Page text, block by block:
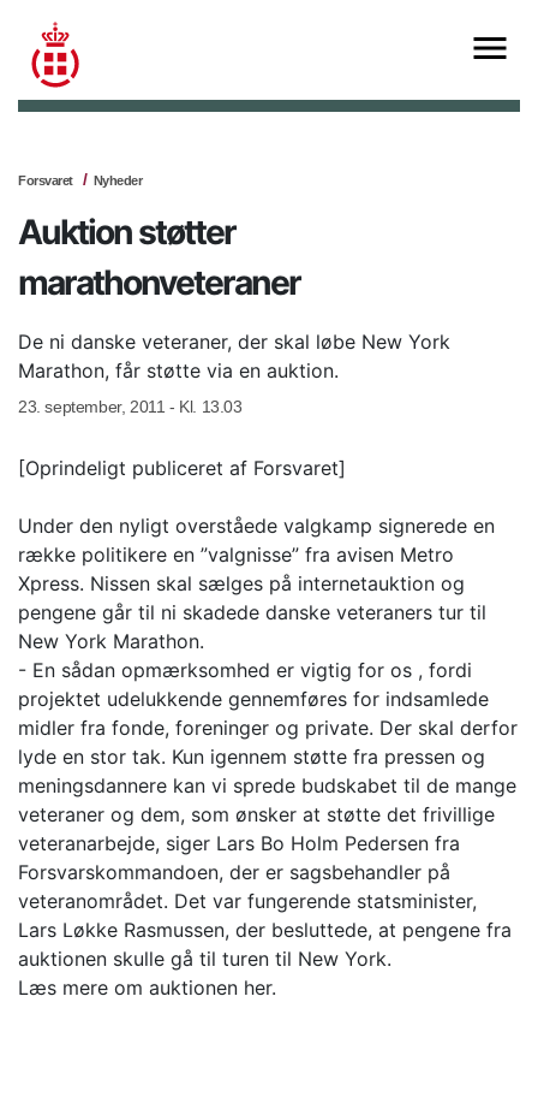
Forsvaret Nyheder
Auktion støtter
marathonveteraner
De ni danske veteraner, der skal løbe New York
Marathon, får støtte via en auktion.
23. september, 2011 - Kl. 13.03
[Oprindeligt publiceret af Forsvaret]
Under den nyligt overståede valgkamp signerede en
række politikere en ”valgnisse” fra avisen Metro
Xpress. Nissen skal sælges på internetauktion og
pengene går til ni skadede danske veteraners tur til
New York Marathon.
- En sådan opmærksomhed er vigtig for os , fordi
projektet udelukkende gennemføres for indsamlede
midler fra fonde, foreninger og private. Der skal derfor
lyde en stor tak. Kun igennem støtte fra pressen og
meningsdannere kan vi sprede budskabet til de mange
veteraner og dem, som ønsker at støtte det frivillige
veteranarbejde, siger Lars Bo Holm Pedersen fra
Forsvarskommandoen, der er sagsbehandler på
veteranområdet. Det var fungerende statsminister,
Lars Løkke Rasmussen, der besluttede, at pengene fra
auktionen skulle gå til turen til New York.
Læs mere om auktionen her.